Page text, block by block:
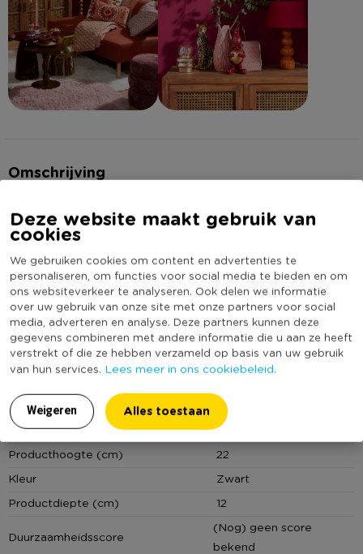
Deze website maakt gebruik van
cookies
We gebruiken cookies om content en advertenties te
personaliseren, om functies voor social media te bieden en om
ons websiteverkeer te analyseren. Ook delen we informatie
over uw gebruik van onze site met onze partners voor social
media, adverteren en analyse. Deze partners kunnen deze
gegevens combineren met andere informatie die u aan ze heeft
verstrekt of die ze hebben verzameld op basis van uw gebruik
van hun services. Lees meer in ons cookiebeleid.
Weigeren Alles toestaan
Omschrijving
Deze zwart-oranje luipaard is wild, krachtig en mysterieus. Een
echte eyecatcher voor wie durft. Leuk op een plankje of
tussen je planten voor die urban jungle sfeer.
Contactgegevens
Xenos B.V, Schutweg 8, 5145NP Waalwijk, Nederland
www.xenos.nl/klantenservice
Lees meer
Specificaties
Artikelnummer
446612
Materiaal
Polyresin
Productbreedte (cm)
13,5
Producthoogte (cm)
22
Kleur
Zwart
Productdiepte (cm)
12
Duurzaamheidsscore
(Nog) geen score
bekend